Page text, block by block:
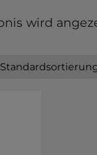
wird